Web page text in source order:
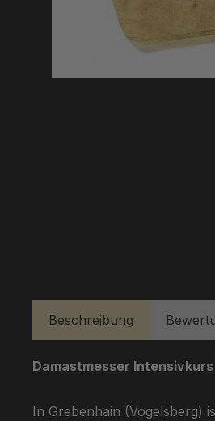
Beschreibung
Damastmesser
In Grebenhain (Vogelsberg)